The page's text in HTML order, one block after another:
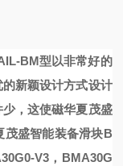
BM型以非常好的
新颖设计方式设计
少，这使磁华夏茂盛
茂盛智能装备滑块B
V3，BMA30G